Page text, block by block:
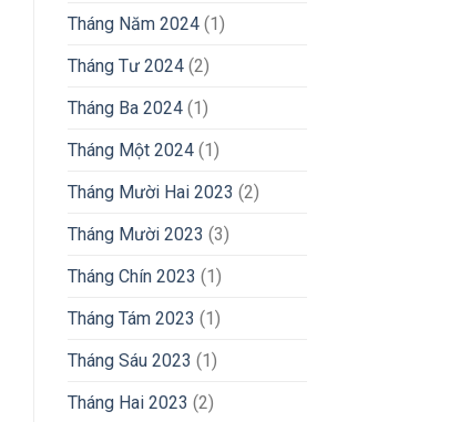
Tháng Năm 2024(1)
Tháng Tư 2024(2)
Tháng Ba 2024(1)
Tháng Một 2024(1)
Tháng Mười Hai 2023 (2)
Tháng Mười 2023 (3)
Tháng Chín 2023 (1)
Tháng Tám 2023 (1)
Tháng Sáu 2023 (1)
Tháng Hai 2023 (2)